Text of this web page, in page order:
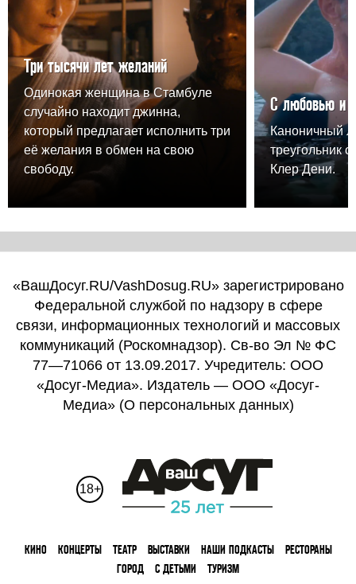
Три тысячи лет желаний
Одинокая женщина в Стамбуле
случайно находит джинна,
который предлагает исполнить три
её желания в обмен на свою
свободу.
С любовью и
Каноничный
треугольник
Клер Дени.
«ВашДосуг.RU/VashDosug.RU» зарегистрировано
Федеральной службой по надзору в сфере
связи, информационных технологий и массовых
коммуникаций (Роскомнадзор). Св-во Эл № ФС
77—71066 от 13.09.2017. Учредитель: ООО
«Досуг-Медиа». Издатель — ООО «Досуг-
Медиа» (О персональных данных)
18+
КИНО КОНЦЕРТЫ ТЕАТР ВЫСТАВКИ НАШИ ПОДКАСТЫ
РЕСТОРАНЫ
ГОРОД
С ДЕТЬМИ ТУРИЗМ